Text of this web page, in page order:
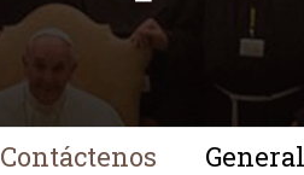
Contáctenos General